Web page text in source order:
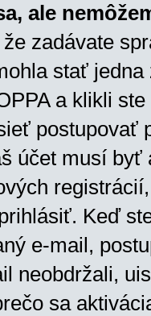
ale
zadávate
stať
a klikli
postupovať
účet musí
Keď
e-mail,
neobdržali,
sa